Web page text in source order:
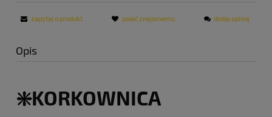
zapytaj o produkt poleć znajomemu dodaj opinię
Opis
❇️KORKOWNICA